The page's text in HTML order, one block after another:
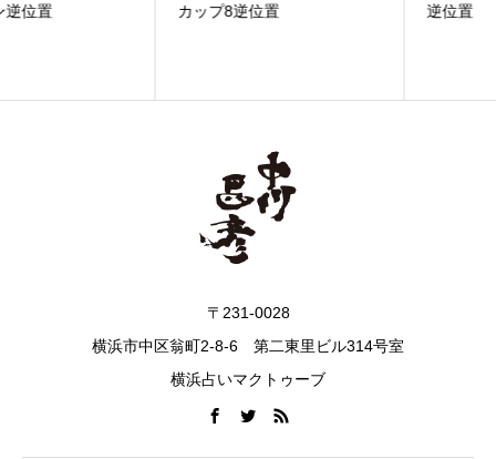
カップ8逆位置
逆位置
〒231-0028
横浜市中区翁町2-8-6 第二東里ビル314号室
横浜占いマクトゥーブ